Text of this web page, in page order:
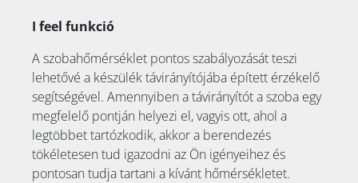
I feel funkció
A szobahőmérséklet pontos szabályozását teszi
lehetővé a készülék távirányítójába épített érzékelő
segítségével. Amennyiben a távirányítót a szoba egy
megfelelő pontján helyezi el, vagyis ott, ahol a
legtöbbet tartózkodik, akkor a berendezés
tökéletesen tud igazodni az Ön igényeihez és
pontosan tudja tartani a kívánt hőmérsékletet.